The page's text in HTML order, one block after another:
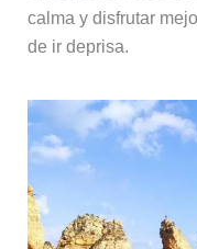
calma y disfrutar
de ir deprisa.